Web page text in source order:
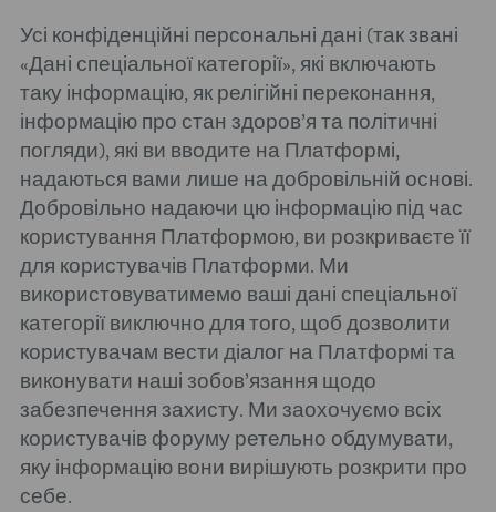
Усі конфіденційні персональні дані (так звані
«Дані спеціальної категорії», які включають
таку інформацію, як релігійні переконання,
інформацію про стан здоров’я та політичні
погляди), які ви вводите на Платформі,
надаються вами лише на добровільній основі.
Добровільно надаючи цю інформацію під час
користування Платформою, ви розкриваєте її
для користувачів Платформи. Ми
використовуватимемо ваші дані спеціальної
категорії виключно для того, щоб дозволити
користувачам вести діалог на Платформі та
виконувати наші зобов’язання щодо
забезпечення захисту. Ми заохочуємо всіх
користувачів форуму ретельно обдумувати,
яку інформацію вони вирішують розкрити про
себе.